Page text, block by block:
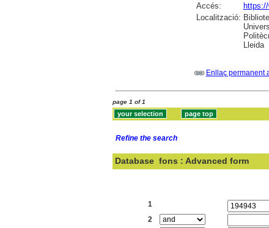
Accés:
Localització:
Lleida
Enllaç permanent
page 1 of 1
Refine the search
Database fons : Advanced form
1
2